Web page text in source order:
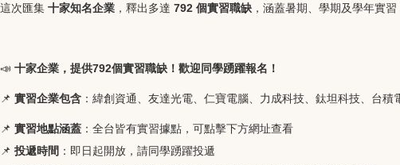
這次匯集 十家知名企業 ，釋出多達 792 個實習職缺 ，涵蓋暑期、學期及學年實
📣 十家企業，提供792個實習職缺！歡迎同學踴躍報名！
📌 實習企業包含 ：緯創資通、友達光電、仁寶電腦、力成科技、鈦坦科技、台
📌 實習地點涵蓋 ：全台皆有實習據點，可點擊下方網址查看
📌 投遞時間 ：即日起開放，請同學踴躍投遞